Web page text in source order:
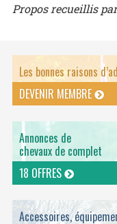
Propos recueillis
Les bonnes raisons
DEVENIR MEMBRE
Annonces de
chevaux de complet
18 OFFRES
Accessoires,